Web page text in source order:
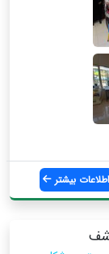
اطلاعات بیشتر